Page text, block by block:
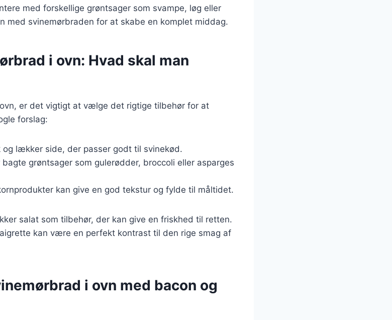
med forskellige grøntsager som svampe, løg eller
med svinemørbraden for at skabe en komplet middag.
i ovn: Hvad skal man
er det vigtigt at vælge det rigtige tilbehør for at
forslag:
og lækker side, der passer godt til svinekød.
bagte grøntsager som gulerødder, broccoli eller asparges
kan give en god tekstur og fylde til måltidet.
salat som tilbehør, der kan give en friskhed til retten.
kan være en perfekt kontrast til den rige smag af
i ovn med bacon og